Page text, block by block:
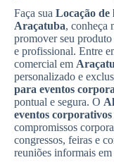
Faça sua Locação de
Araçatuba, conheça
promover seu produto
e profissional. Entre
comercial em
personalizado e
para eventos
pontual e segura. O
eventos corporativos
compromissos
congressos, feiras e
reuniões informais